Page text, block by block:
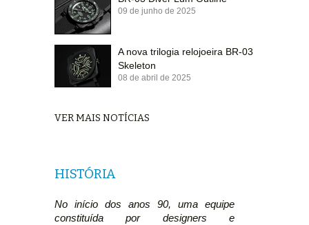
09 de junho de 2025
A nova trilogia relojoeira BR-03
Skeleton
08 de abril de 2025
VER MAIS NOTÍCIAS
HISTÓRIA
No início dos anos 90, uma equipe
constituída por designers e